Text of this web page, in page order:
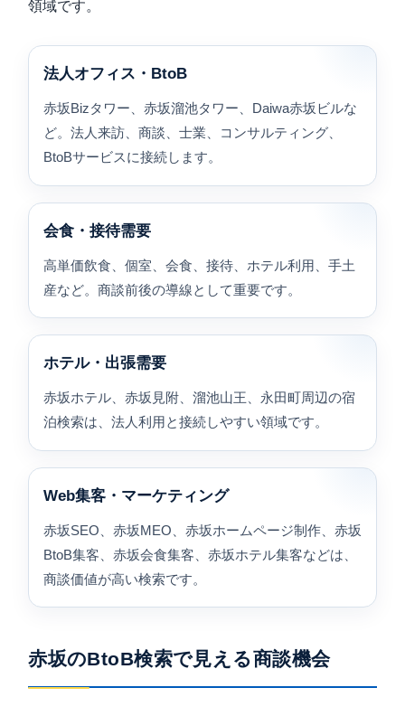
領域です。
法人オフィス・BtoB
赤坂Bizタワー、赤坂溜池タワー、Daiwa赤坂ビルな
ど。法人来訪、商談、士業、コンサルティング、
BtoBサービスに接続します。
会食・接待需要
高単価飲食、個室、会食、接待、ホテル利用、手土
産など。商談前後の導線として重要です。
ホテル・出張需要
赤坂ホテル、赤坂見附、溜池山王、永田町周辺の宿
泊検索は、法人利用と接続しやすい領域です。
Web集客・マーケティング
赤坂SEO、赤坂MEO、赤坂ホームページ制作、赤坂
BtoB集客、赤坂会食集客、赤坂ホテル集客などは、
商談価値が高い検索です。
赤坂のBtoB検索で見える商談機会